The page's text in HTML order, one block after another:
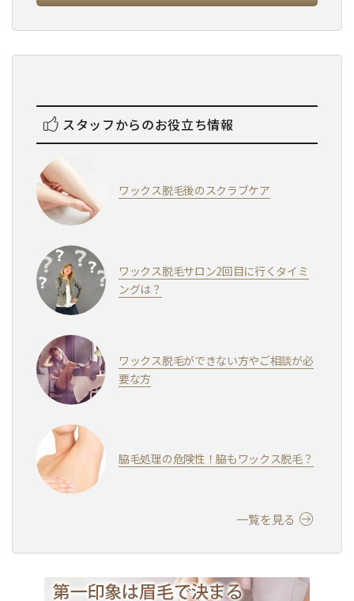
スタッフからのお役立ち情報
ワックス脱毛後のスクラブケア
ワックス脱毛サロン2回目に行くタイミ
ングは？
ワックス脱毛ができない方やご相談が必
要な方
脇毛処理の危険性！脇もワックス脱毛？
一覧を見る